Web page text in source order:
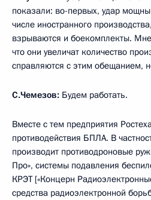
показали: во-первых, удар
числе иностранного
взрываются и боекомплекты.
что они увеличат количество
справляются с этим обещанием,
С.Чемезов: Будем работать.
Вместе с тем предприятия
противодействия БПЛА. В
производит противодроновые
Про», системы подавления
КРЭТ [«Концерн
средства радиоэлектронной